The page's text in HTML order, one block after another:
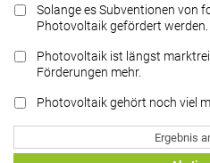
Solange es Subventionen von
Photovoltaik gefördert werden.
Photovoltaik ist längst
Förderungen mehr.
Photovoltaik gehört noch viel
Ergebnis